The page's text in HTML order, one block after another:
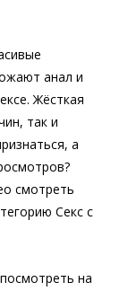
анал и
Жёсткая
так и
а
смотреть
Секс с
на